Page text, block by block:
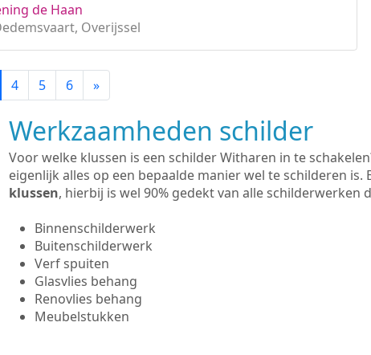
de Haan
Overijssel
4 5 6 »
Werkzaamheden schilder
Voor welke klussen is een schilder Witharen in te
eigenlijk alles op een bepaalde manier wel te schilderen is.
klussen, hierbij is wel 90% gedekt van alle schilderwerken
Binnenschilderwerk
Buitenschilderwerk
Verf spuiten
Glasvlies behang
Renovlies behang
Meubelstukken